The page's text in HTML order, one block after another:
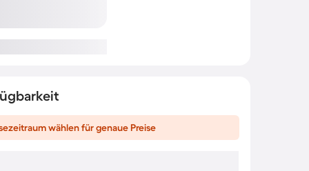
wählen für genaue Preise